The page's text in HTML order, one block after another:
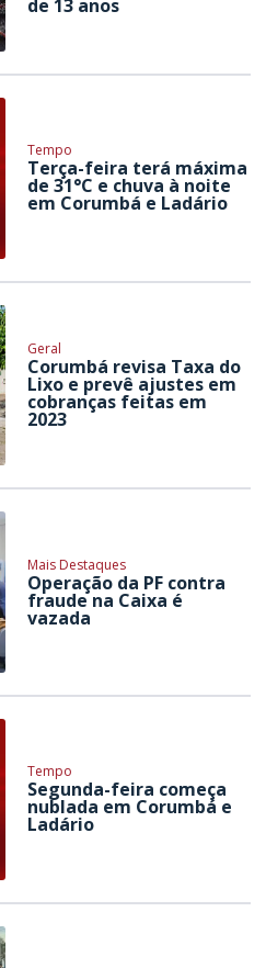
de 13 anos
Tempo
Terça-feira terá máxima
de 31°C e chuva à noite
em Corumbá e Ladário
Geral
Corumbá revisa Taxa do
Lixo e prevê ajustes em
cobranças feitas em
2023
Mais Destaques
Operação da PF contra
fraude na Caixa é
vazada
Tempo
Segunda-feira começa
nublada em Corumbá e
Ladário